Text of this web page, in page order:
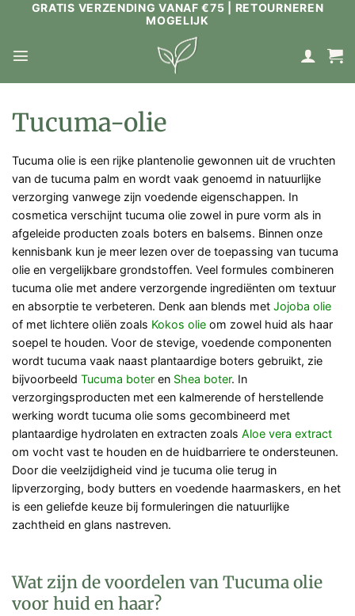
GRATIS VERZENDING VANAF €75 | RETOURNEREN
MOGELIJK
Tucuma-olie
Tucuma olie is een rijke plantenolie gewonnen uit de vruchten
van de tucuma palm en wordt vaak genoemd in natuurlijke
verzorging vanwege zijn voedende eigenschappen. In
cosmetica verschijnt tucuma olie zowel in pure vorm als in
afgeleide producten zoals boters en balsems. Binnen onze
kennisbank kun je meer lezen over de toepassing van tucuma
olie en vergelijkbare grondstoffen. Veel formules combineren
tucuma olie met andere verzorgende ingrediënten om textuur
en absorptie te verbeteren. Denk aan blends met Jojoba olie
of met lichtere oliën zoals Kokos olie om zowel huid als haar
soepel te houden. Voor de stevige, voedende componenten
wordt tucuma vaak naast plantaardige boters gebruikt, zie
bijvoorbeeld Tucuma boter en Shea boter. In
verzorgingsproducten met een kalmerende of herstellende
werking wordt tucuma olie soms gecombineerd met
plantaardige hydrolaten en extracten zoals Aloe vera extract
om vocht vast te houden en de huidbarriere te ondersteunen.
Door die veelzijdigheid vind je tucuma olie terug in
lipverzorging, body butters en voedende haarmaskers, en het
is een geliefde keuze bij formuleringen die natuurlijke
zachtheid en glans nastreven.
Wat zijn de voordelen van Tucuma olie
voor huid en haar?